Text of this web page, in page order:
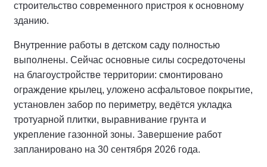
строительство современного пристроя к основному
зданию.
Внутренние работы в детском саду полностью
выполнены. Сейчас основные силы сосредоточены
на благоустройстве территории: смонтировано
ограждение крылец, уложено асфальтовое покрытие,
установлен забор по периметру, ведётся укладка
тротуарной плитки, выравнивание грунта и
укрепление газонной зоны. Завершение работ
запланировано на 30 сентября 2026 года.